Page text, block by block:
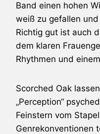
Band einen hohen
weiß zu gefallen
Richtig gut ist auch
dem klaren
Rhythmen und
Scorched Oak
„Perception“
Feinstern vom
Genrekonventionen